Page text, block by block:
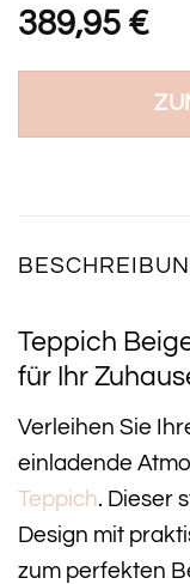
389,95 €
Teppich
für Ihr
Verleihen Sie
einladende
Teppich. Dieser
Design mit
zum perfekten